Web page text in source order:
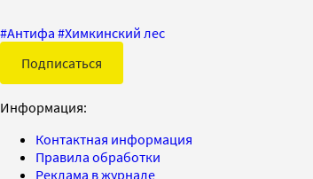
#Антифа #Химкинский лес
Подписаться
Информация:
Контактная информация
Правила обработки
Реклама в журнале